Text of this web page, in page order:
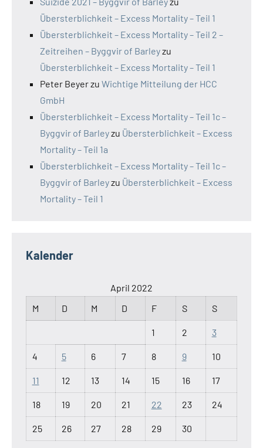
Übersterblichkeit – Excess Mortality – Teil 1
Übersterblichkeit – Excess Mortality – Teil 2 –
Zeitreihen – Byggvir of Barleyzu
Übersterblichkeit – Excess Mortality – Teil 1
Peter Beyerzu Wichtige Mitteilung der HCC
GmbH
Übersterblichkeit – Excess Mortality – Teil 1c –
Byggvir of Barleyzu Übersterblichkeit – Excess
Mortality – Teil 1a
Übersterblichkeit – Excess Mortality – Teil 1c –
Byggvir of Barleyzu Übersterblichkeit – Excess
Mortality – Teil 1
Kalender
April 2022
M
D M D F S S
1 2 3
4 5 6 7 8 9 10
11 12 13 14 15 16 17
18 19 20 21 22 23 24
25 26 27 28 29 30